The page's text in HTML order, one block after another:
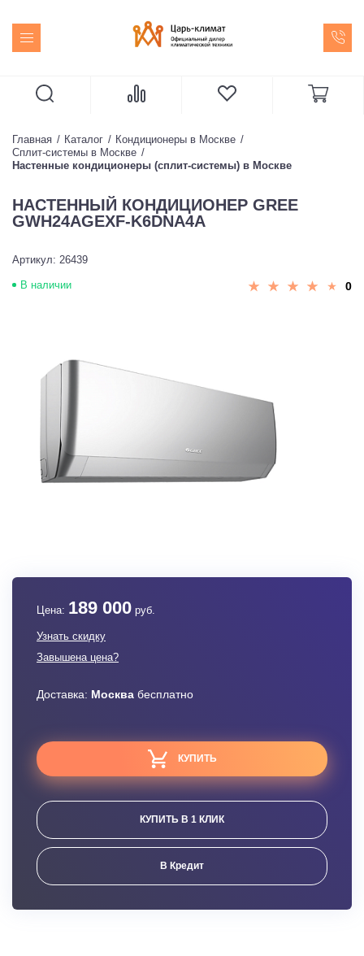
Главная Каталог
Кондиционеры в Москве
Сплит-системы в Москве
Настенные кондиционеры (сплит-системы) в Москве
НАСТЕННЫЙ КОНДИЦИОНЕР GREE
GWH24AGEXF-K6DNA4A
Артикул: 26439
В наличии 0
Цена: 189 000 руб.
Узнать скидку
Завышена цена?
Доставка: Москва бесплатно
КУПИТЬ
КУПИТЬ В 1 КЛИК
В Кредит